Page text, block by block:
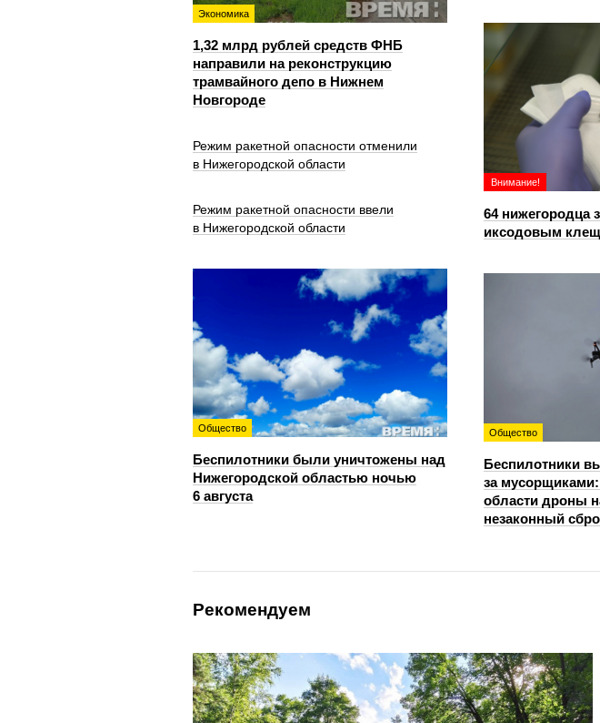
Экономика
1,32 млрд рублей средств ФНБ
направили на реконструкцию
трамвайного депо в Нижнем
Новгороде
Внимание!
64 нижегородца
иксодовым
Режим ракетной опасности отменили
в Нижегородской области
Режим ракетной опасности ввели
в Нижегородской области
Общество
Беспилотники были уничтожены над
Нижегородской областью ночью
6 августа
Общество
Беспилотники
за
области дроны
незаконный
Рекомендуем